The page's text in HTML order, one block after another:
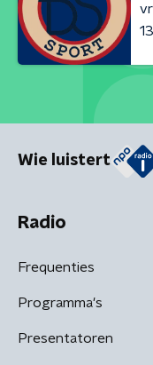
Wie luistert
Radio
Frequenties
Programma's
Presentatoren